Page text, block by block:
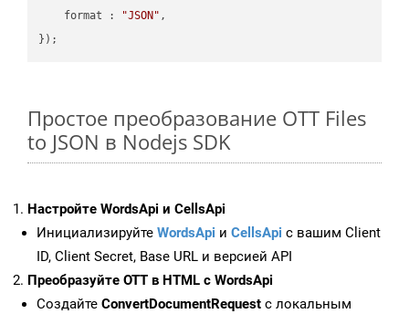
format : "JSON" ,
Простое преобразование OTT Files
to JSON в Nodejs SDK
Настройте WordsApi и CellsApi
Инициализируйте WordsApi и CellsApi с вашим Client
ID, Client Secret, Base URL и версией API
Преобразуйте OTT в HTML с WordsApi
Создайте ConvertDocumentRequest с локальным